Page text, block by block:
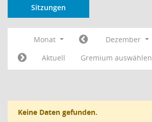
Sitzungen
Monat Dezember
Aktuell
Gremium auswählen
Keine Daten gefunden.